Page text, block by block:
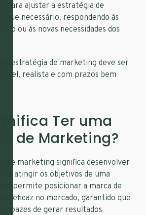
para ajustar a estratégia de
que necessário, respondendo às
ou às novas necessidades dos
estratégia de marketing deve ser
realista e com prazos bem
Ter uma
de Marketing?
de marketing significa desenvolver
atingir os objetivos de uma
permite posicionar a marca de
e eficaz no mercado, garantido que
capazes de gerar resultados